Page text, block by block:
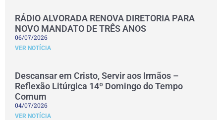
RÁDIO ALVORADA RENOVA DIRETORIA PARA
NOVO MANDATO DE TRÊS ANOS
06/07/2026
VER NOTÍCIA
Descansar em Cristo, Servir aos Irmãos –
Reflexão Litúrgica 14º Domingo do Tempo
Comum
04/07/2026
VER NOTÍCIA